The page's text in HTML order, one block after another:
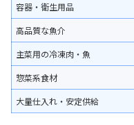
容器・衛生用品
高品質な魚介
主菜用の冷凍肉・魚
惣菜系食材
大量仕入れ・安定供給